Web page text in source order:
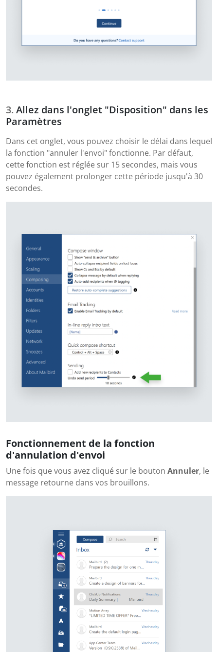
Allez dans l'onglet "Disposition" dans les
Paramètres
Dans cet onglet, vous pouvez choisir le délai dans lequel
la fonction "annuler l'envoi" fonctionne. Par défaut,
cette fonction est réglée sur 15 secondes, mais vous
pouvez également prolonger cette période jusqu'à 30
secondes.
Fonctionnement de la fonction
d'annulation d'envoi
Une fois que vous avez cliqué sur le bouton Annuler, le
message retourne dans vos brouillons.